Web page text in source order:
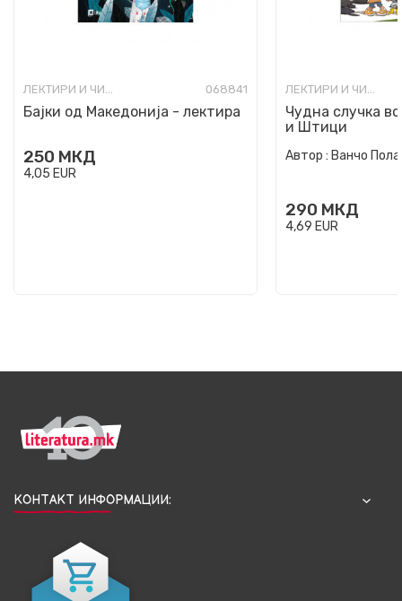
ЛЕКТИРИ И ЧИТАНКИ ЗА ОСНОВНО ОБРАЗОВАНИЕ 068841
Бајки од Македонија - лектира
250 МКД
4,05 EUR
ЛЕКТИРИ И ЧИТАНКИ ЗА ОСНОВНО ОБРАЗОВАНИЕ
Чудна случка
и Штици
Автор : Ванчо
290 МКД
4,69 EUR
КОНТАКТ ИНФОРМАЦИИ: